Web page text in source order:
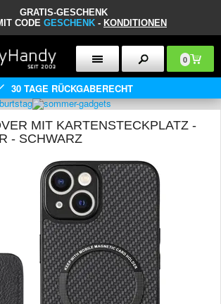
GRATIS-GESCHENK
CODE GESCHENK - KONDITIONEN
0
30 TAGE RÜCKGABERECHT
MIT KARTENSTECKPLATZ -
- SCHWARZ